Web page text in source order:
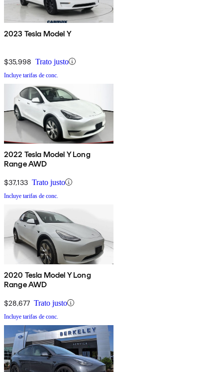
2023 Tesla Model Y
$35,998 Trato justo
Incluye tarifas de conc.
2022 Tesla Model Y Long
Range AWD
$37,133 Trato justo
Incluye tarifas de conc.
2020 Tesla Model Y Long
Range AWD
$28,677 Trato justo
Incluye tarifas de conc.